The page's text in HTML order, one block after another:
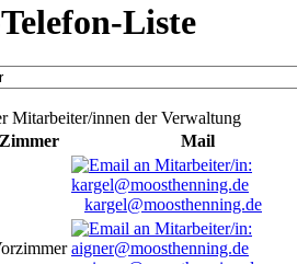
Liste
Mitarbeiter/innen der Verwaltung
Zimmer
Mail
kargel@moosthenning.de